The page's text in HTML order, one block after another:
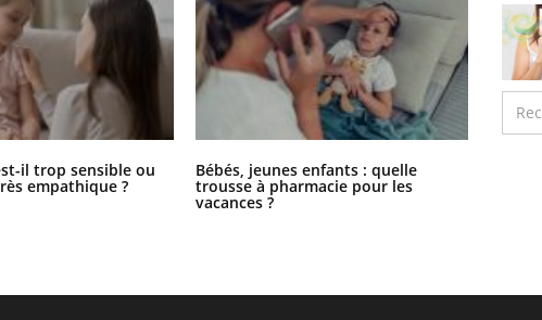
il trop sensible ou
empathique ?
Bébés, jeunes enfants : quelle
trousse à pharmacie pour les
vacances ?